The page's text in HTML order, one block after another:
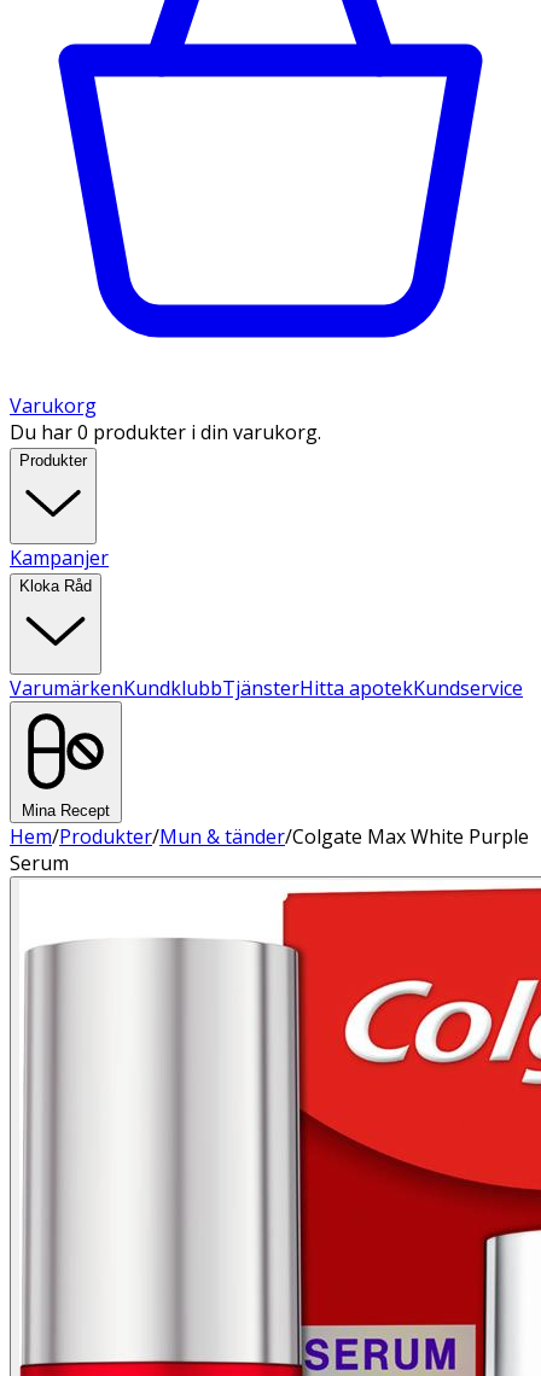
Varukorg
Du har 0 produkter i din varukorg.
Produkter
Kampanjer
Kloka Råd
VarumärkenKundklubbTjänsterHitta apotekKundservice
Mina Recept
Hem/Produkter/Mun & tänder/Colgate Max White Purple
Serum